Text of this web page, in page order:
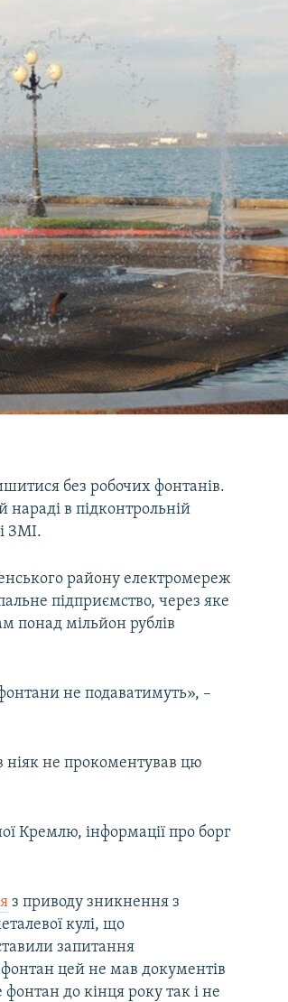
без робочих фонтанів.
нараді в підконтрольній
ЗМІ.
району електромереж
підприємство, через яке
понад мільйон рублів
не подаватимуть», –
не прокоментував цю
Кремлю, інформації про борг
з приводу зникнення з
кулі, що
запитання
цей не мав документів
фонтан до кінця року так і не